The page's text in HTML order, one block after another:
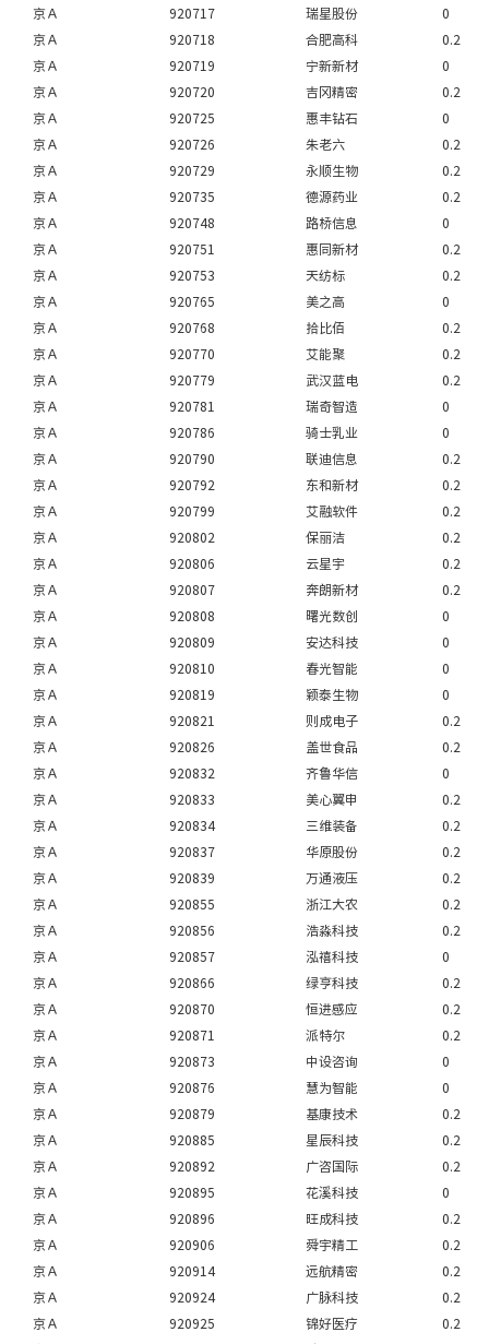
京Ａ
920717 瑞星股份
0
京Ａ
920718 合肥高科
0.2
京Ａ
920719 宁新新材
0
京Ａ
920720 吉冈精密
0.2
京Ａ
920725 惠丰钻石
0
京Ａ
920726 朱老六
0.2
京Ａ
920729 永顺生物
0.2
京Ａ
920735 德源药业
0.2
京Ａ
920748 路桥信息
0
京Ａ
920751 惠同新材
0.2
京Ａ
920753 天纺标
0.2
京Ａ
920765 美之高
0
京Ａ
920768 拾比佰
0.2
京Ａ
920770 艾能聚
0.2
京Ａ
920779 武汉蓝电
0.2
京Ａ
920781 瑞奇智造
0
京Ａ
920786 骑士乳业
0
京Ａ
920790 联迪信息
0.2
京Ａ
920792 东和新材
0.2
京Ａ
920799 艾融软件
0.2
京Ａ
920802 保丽洁
0.2
京Ａ
920806 云星宇
0.2
京Ａ
920807 奔朗新材
0.2
京Ａ
920808 曙光数创
0
京Ａ
920809 安达科技
0
京Ａ
920810 春光智能
0
京Ａ
920819 颖泰生物
0
京Ａ
920821 则成电子
0.2
京Ａ
920826 盖世食品
0.2
京Ａ
920832 齐鲁华信
0
京Ａ
920833 美心翼申
0.2
京Ａ
920834 三维装备
0.2
京Ａ
920837 华原股份
0.2
京Ａ
920839 万通液压
0.2
京Ａ
920855 浙江大农
0.2
京Ａ
920856 浩淼科技
0.2
京Ａ
920857 泓禧科技
0
京Ａ
920866 绿亨科技
0.2
京Ａ
920870 恒进感应
0.2
京Ａ
920871 派特尔
0.2
京Ａ
920873 中设咨询
0
京Ａ
920876 慧为智能
0
京Ａ
920879 基康技术
0.2
京Ａ
920885 星辰科技
0.2
京Ａ
920892 广咨国际
0.2
京Ａ
920895 花溪科技
0
京Ａ
920896 旺成科技
0.2
京Ａ
920906 舜宇精工
0.2
京Ａ
920914 远航精密
0.2
京Ａ
920924 广脉科技
0.2
京Ａ
920925 锦好医疗
0.2